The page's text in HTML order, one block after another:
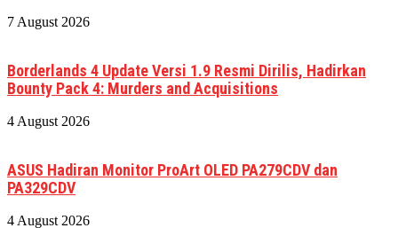
7 August 2026
Borderlands 4 Update Versi 1.9 Resmi Dirilis, Hadirkan
Bounty Pack 4: Murders and Acquisitions
4 August 2026
ASUS Hadiran Monitor ProArt OLED PA279CDV dan
PA329CDV
4 August 2026